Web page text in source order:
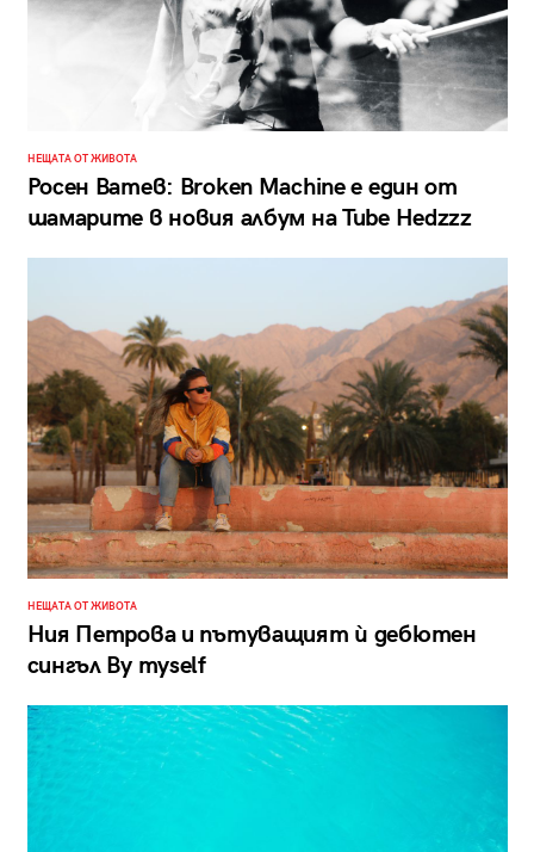
НЕЩАТА ОТ ЖИВОТА
Росен Ватев: Broken Machine е един от
шамарите в новия албум на Tube Hedzzz
НЕЩАТА ОТ ЖИВОТА
Ния Петрова и пътуващият ѝ дебютен
сингъл By myself